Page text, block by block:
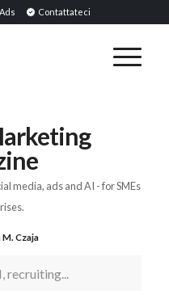
Ads Contattateci
media, ads and AI - for SMEs
Czaja